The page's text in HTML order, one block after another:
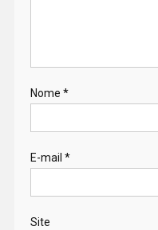
Nome *
E-mail *
Site